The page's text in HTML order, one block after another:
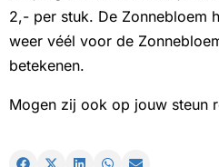
2,- per stuk. De Zonnebloem
weer véél voor de
betekenen.
Mogen zij ook op jouw steun